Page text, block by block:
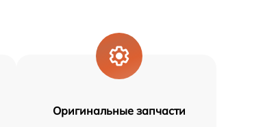
Оригинальные запчасти